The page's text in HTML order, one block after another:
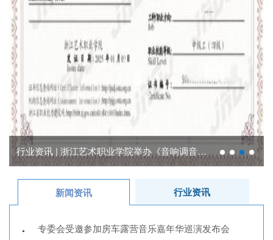
行业资讯 | 浙江艺术职业学院举办《音响调音员》培训...
新闻资讯 行业资讯
• 专委会受邀参加房车露营音乐嘉年华巡演发布会